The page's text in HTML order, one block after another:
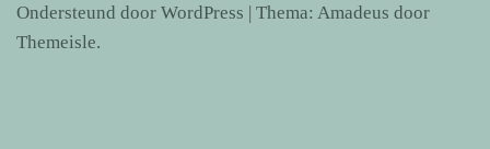
Ondersteund door WordPress | Thema: Amadeus door
Themeisle.